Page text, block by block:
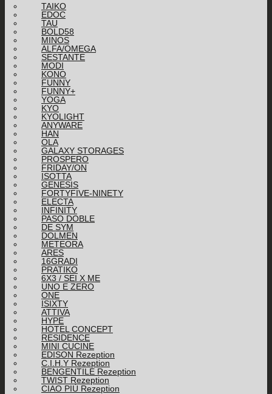
TAIKO
EDOC
TAU
BOLD58
MINOS
ALFA/OMEGA
SESTANTE
MODI
KONO
FUNNY
FUNNY+
YOGA
KYO
KYOLIGHT
ANYWARE
HAN
OLA
GALAXY STORAGES
PROSPERO
FRIDAY/ON
ISOTTA
GENESIS
FORTYFIVE-NINETY
ELECTA
INFINITY
PASO DOBLE
DE SYM
DOLMEN
METEORA
ARES
16GRADI
PRATIKO
6X3 / SEI X ME
UNO E ZERO
ONE
ISIXTY
ATTIVA
HYPE
HOTEL CONCEPT
RESIDENCE
MINI CUCINE
EDISON Rezeption
C.I.H.Y Rezeption
BENGENTILE Rezeption
TWIST Rezeption
CIAO PIÙ Rezeption